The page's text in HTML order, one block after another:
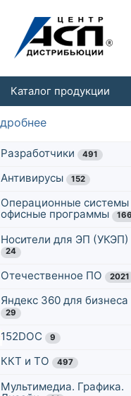
Каталог продукции
Разработчики 491
Антивирусы 152
Операционные системы
офисные программы
Носители для ЭП (УКЭП)
24
Отечественное ПО 2021
Яндекс 360 для бизнеса
29
152DOC 9
ККТ и ТО 497
Мультимедиа. Графика.